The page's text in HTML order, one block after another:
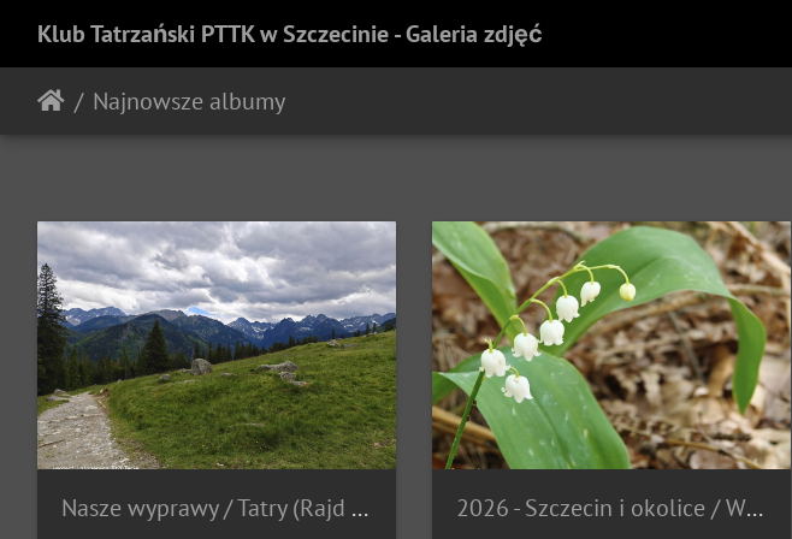
Klub Tatrzański PTTK w Szczecinie - Galeria zdjęć
Najnowsze albumy
Nasze wyprawy/Tatry (Rajd 60-lecia 6.06 - 14.06.2026 r.) 2026 - Szczecin i okolice /Wiosna w Puszczy Wkrzańskiej (Rajd pamięci Basi Kużdowicz 23.05.2026 r.)